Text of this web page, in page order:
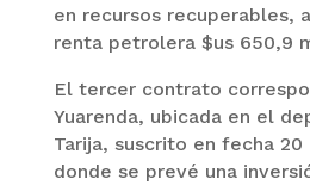
en recursos recuperables,
renta petrolera $us 650,9
El tercer contrato
Yuarenda, ubicada en el
Tarija, suscrito en fecha
donde se prevé una